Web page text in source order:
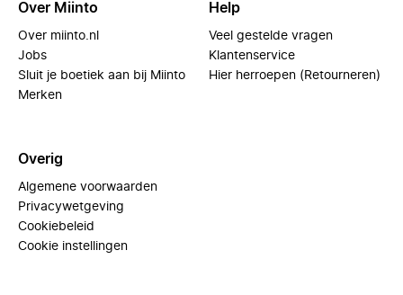
Over Miinto
Over miinto.nl
Jobs
Sluit je boetiek aan bij Miinto
Merken
Help
Veel gestelde vragen
Klantenservice
Hier herroepen (Retourneren)
Overig
Algemene voorwaarden
Privacywetgeving
Cookiebeleid
Cookie instellingen